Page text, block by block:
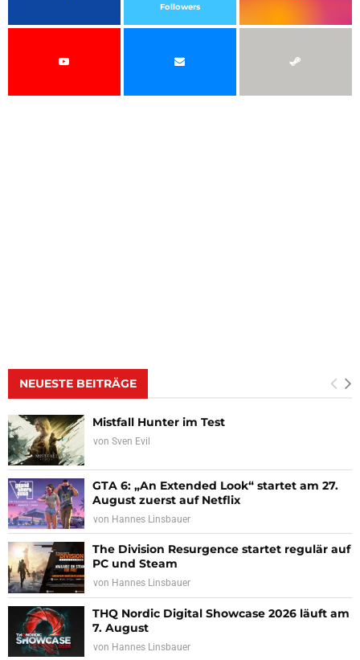
Followers
NEUESTE BEITRÄGE
Mistfall Hunter im Test
von Sven Evil
GTA 6: „An Extended Look“ startet am 27.
August zuerst auf Netflix
von Hannes Linsbauer
The Division Resurgence startet regulär auf
PC und Steam
von Hannes Linsbauer
THQ Nordic Digital Showcase 2026 läuft am
7. August
von Hannes Linsbauer